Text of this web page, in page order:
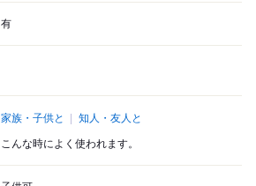
有
家族・子供と 知人・友人と
こんな時によく使われます。